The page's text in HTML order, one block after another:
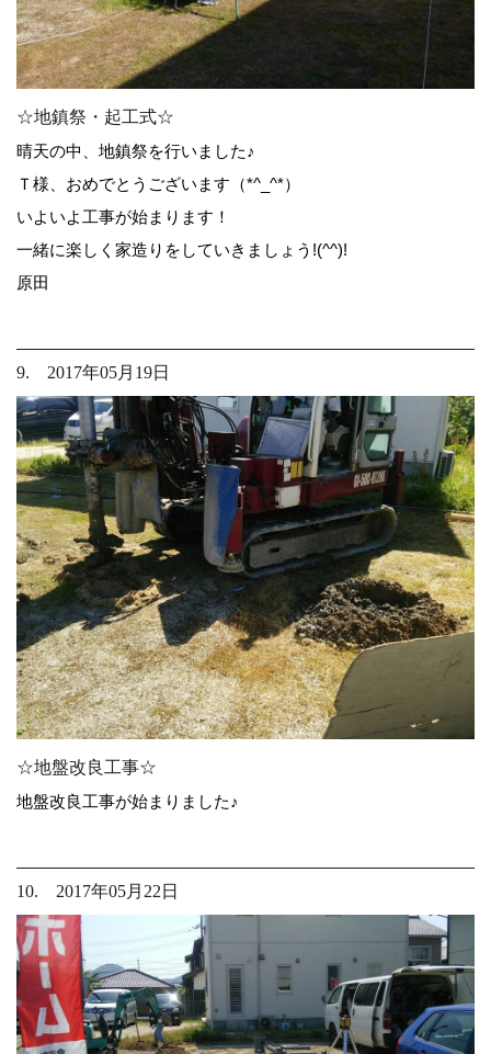
☆地鎮祭・起工式☆
晴天の中、地鎮祭を行いました♪
Ｔ様、おめでとうございます（*^_^*）
いよいよ工事が始まります！
一緒に楽しく家造りをしていきましょう!(^^)!
原田
9. 2017年05月19日
☆地盤改良工事☆
地盤改良工事が始まりました♪
10. 2017年05月22日